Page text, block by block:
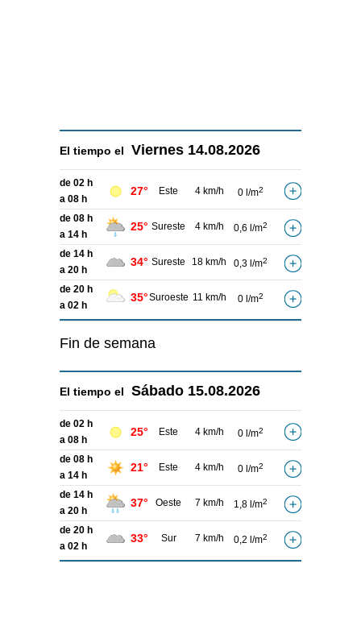
El tiempo el Viernes 14.08.2026
de 02 h
a 08 h
27° Este 4 km/h 0 l/m2
de 08 h
a 14 h
25° Sureste 4 km/h 0,6 l/m2
de 14 h
a 20 h
34° Sureste 18 km/h 0,3 l/m2
de 20 h
a 02 h
35°Suroeste 11 km/h 0 l/m2
Fin de semana
El tiempo el Sábado 15.08.2026
de 02 h
a 08 h
25° Este 4 km/h 0 l/m2
de 08 h
a 14 h
21° Este 4 km/h 0 l/m2
de 14 h
a 20 h
37° Oeste 7 km/h 1,8 l/m2
de 20 h
a 02 h
33° Sur 7 km/h 0,2 l/m2